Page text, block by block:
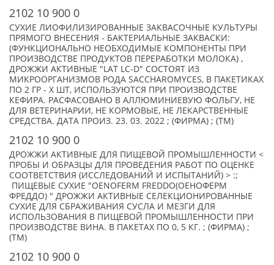
2102 10 900 0
СУХИЕ ЛИОФИЛИЗИРОВАННЫЕ ЗАКВАСОЧНЫЕ КУЛЬТУРЫ
ПРЯМОГО ВНЕСЕНИЯ - БАКТЕРИАЛЬНЫЕ ЗАКВАСКИ:
(ФУНКЦИОНАЛЬНО НЕОБХОДИМЫЕ КОМПОНЕНТЫ ПРИ
ПРОИЗВОДСТВЕ ПРОДУКТОВ ПЕРЕРАБОТКИ МОЛОКА) ,
ДРОЖЖИ АКТИВНЫЕ "LAT LC-D" СОСТОЯТ ИЗ
МИКРООРГАНИЗМОВ РОДА SACCHAROMYCES, В ПАКЕТИКАХ
ПО 2 ГР - X ШТ, ИСПОЛЬЗУЮТСЯ ПРИ ПРОИЗВОДСТВЕ
КЕФИРА. РАСФАСОВАНО В АЛЛЮМИНИЕВУЮ ФОЛЬГУ, НЕ
ДЛЯ ВЕТЕРИНАРИИ, НЕ КОРМОВЫЕ, НЕ ЛЕКАРСТВЕННЫЕ
СРЕДСТВА. ДАТА ПРОИЗ. 23. 03. 2022 ; (ФИРМА) ; (TM)
2102 10 900 0
ДРОЖЖИ АКТИВНЫЕ ДЛЯ ПИЩЕВОЙ ПРОМЫШЛЕННОСТИ <
ПРОБЫ И ОБРАЗЦЫ ДЛЯ ПРОВЕДЕНИЯ РАБОТ ПО ОЦЕНКЕ
СООТВЕТСТВИЯ (ИССЛЕДОВАНИЙ И ИСПЫТАНИЙ) > :;
ПИЩЕВЫЕ СУХИЕ "OENOFERM FREDDO(ОЕНОФЕРМ
ФРЕДДО) " ДРОЖЖИ АКТИВНЫЕ СЕЛЕКЦИОНИРОВАННЫЕ
СУХИЕ ДЛЯ СБРАЖИВАНИЯ СУСЛА И МЕЗГИ ДЛЯ
ИСПОЛЬЗОВАНИЯ В ПИЩЕВОЙ ПРОМЫШЛЕННОСТИ ПРИ
ПРОИЗВОДСТВЕ ВИНА. В ПАКЕТАХ ПО 0, 5 КГ. ; (ФИРМА) ;
(TM)
2102 10 900 0